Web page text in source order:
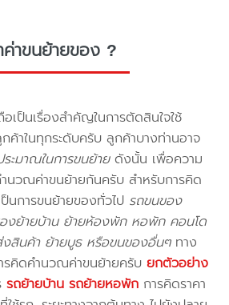
าขนย้ายของ ?
อเป็นเรื่องสำคัญในการตัดสินใจใช้
กค้าในทุกระดับครับ ลูกค้าบางท่านอาจ
ะมาณในการขนย้ายดังนั้น เพื่อความ
ำนวณค่าขนย้ายกันครับ สำหรับการคิด
ป็นการขนย้ายของทั่วไป รถขนของ
งย้ายบ้าน ย้ายห้องพัก หอพัก คอนโด
งสินค้า ย้ายบูธ หรือขนของอื่นๆทาง
รคิดคำนวณค่าขนย้ายครับยกตัวอย่าง
รถย้ายบ้าน รถย้ายหอพัก การคิดราคา